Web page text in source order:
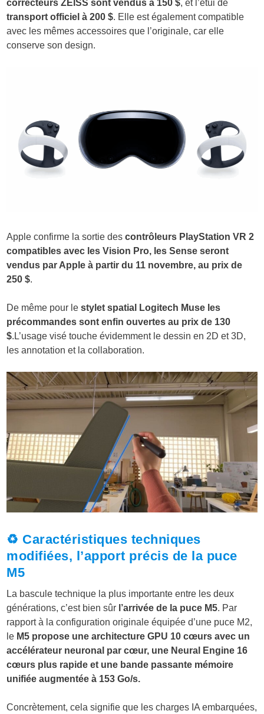
correcteurs ZEISS sont vendus à 150 $, et l’étui de
transport officiel à 200 $. Elle est également compatible
avec les mêmes accessoires que l’originale, car elle
conserve son design.
Apple confirme la sortie descontrôleurs PlayStation VR 2
compatibles avec les Vision Pro, les Sense seront
vendus par Apple à partir du 11 novembre, au prix de
250 $.
De même pour lestylet spatial Logitech Muse les
précommandes sont enfin ouvertes au prix de 130
$.L’usage visé touche évidemment le dessin en 2D et 3D,
les annotation et la collaboration.
♻️ Caractéristiques techniques
modifiées, l’apport précis de la puce
M5
La bascule technique la plus importante entre les deux
générations, c’est bien sûr l’arrivée de la puce M5. Par
rapport à la configuration originale équipée d’une puce M2,
le M5 propose une architecture GPU 10 cœurs avec un
accélérateur neuronal par cœur, une Neural Engine 16
cœurs plus rapide et une bande passante mémoire
unifiée augmentée à 153 Go/s.
Concrètement, cela signifie que les charges IA embarquées,